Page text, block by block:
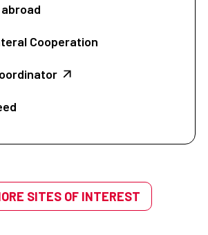
abroad
Cooperation
SITES OF INTEREST